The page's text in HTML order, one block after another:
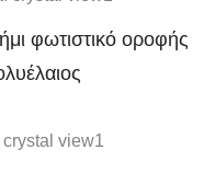
φωτιστικό οροφής